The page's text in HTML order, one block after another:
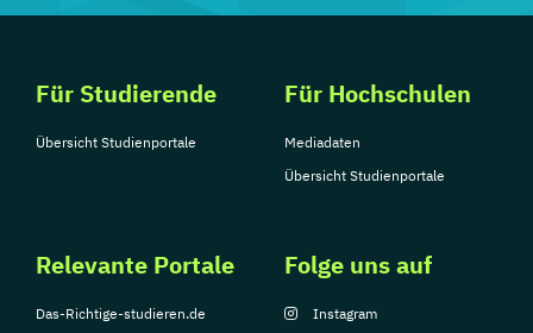
Für Studierende
Übersicht Studienportale
Für Hochschulen
Mediadaten
Übersicht Studienportale
Relevante Portale
Das-Richtige-studieren.de
Folge uns auf
Instagram